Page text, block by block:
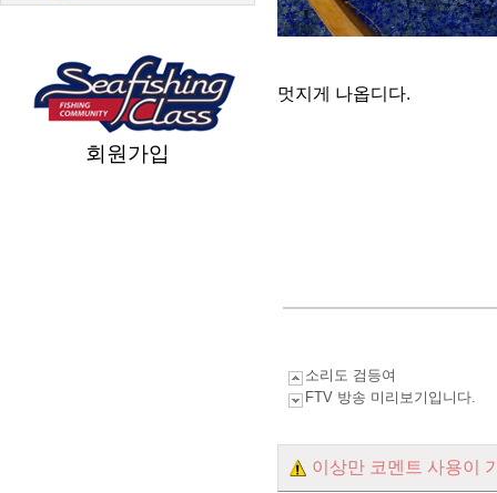
회원가입
멋지게 나옵디다.
소리도 검등여
FTV 방송 미리보기입니다.
이상만 코멘트 사용이